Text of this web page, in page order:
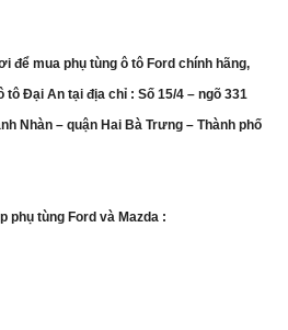
để mua phụ tùng ô tô Ford chính hãng,
Đại An tại địa chỉ : Số 15/4 – ngõ 331
Nhàn – quận Hai Bà Trưng – Thành phố
phụ tùng Ford và Mazda :